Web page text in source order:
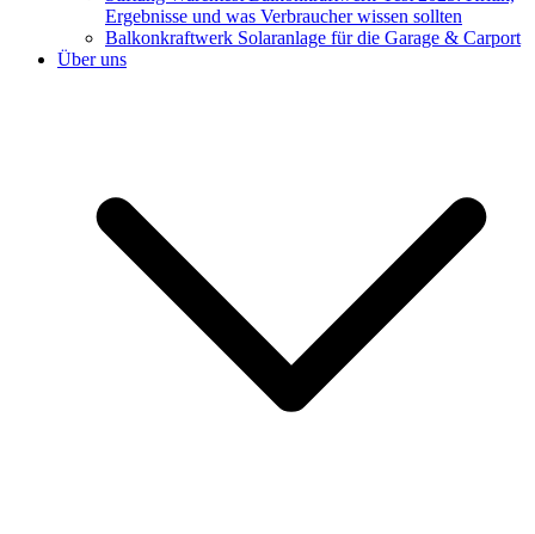
Ergebnisse und was Verbraucher wissen sollten
Balkonkraftwerk Solaranlage für die Garage & Carport
Über uns